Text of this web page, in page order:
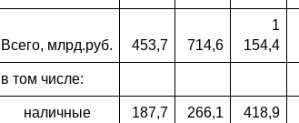
Всего, млрд.руб. 453,7 714,6
1
154,4
в том числе:
наличные
187,7 266,1 418,9